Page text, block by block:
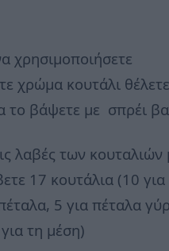
χρησιμοποιήσετε
χρώμα κουτάλι
το βάψετε με σπρέι
λαβές των κουταλιών
17 κουτάλια (10 για
5 για πέταλα
τη μέση)